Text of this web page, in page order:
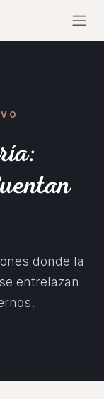
donde la
entrelazan